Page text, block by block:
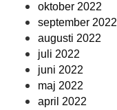
oktober 2022
september 2022
augusti 2022
juli 2022
juni 2022
maj 2022
april 2022